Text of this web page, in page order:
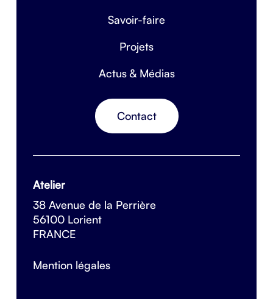
Savoir-faire
Projets
Actus & Médias
Contact
Atelier
38 Avenue de la Perrière
56100 Lorient
FRANCE
Mention légales